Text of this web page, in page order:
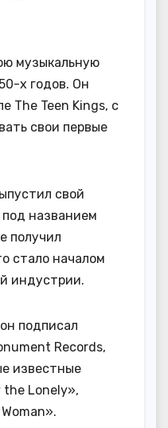
музыкальную
х годов. Он
The Teen Kings, с
свои первые
свой
названием
получил
стало началом
индустрии.
подписал
Records,
известные
the Lonely»,